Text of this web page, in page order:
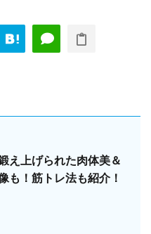
え上げられた肉体美＆
も！筋トレ法も紹介！